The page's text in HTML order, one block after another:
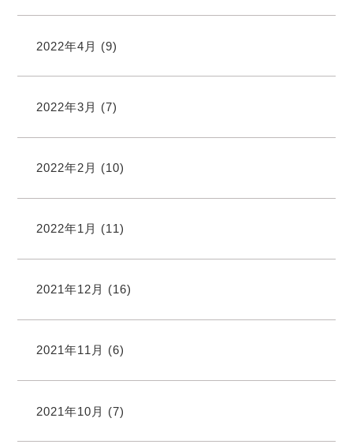
2022年4月 (9)
2022年3月 (7)
2022年2月 (10)
2022年1月 (11)
2021年12月 (16)
2021年11月 (6)
2021年10月 (7)